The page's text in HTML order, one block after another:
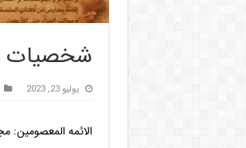
شخصیات
يوليو 23, 2023
الائمه المعصومين: